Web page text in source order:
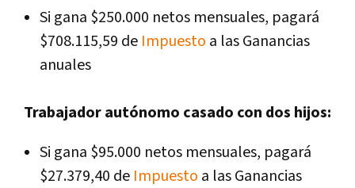
Si gana $250.000 netos mensuales, pagará
$708.115,59 de Impuesto a las Ganancias
anuales
Trabajador autónomo casado con dos hijos:
Si gana $95.000 netos mensuales, pagará
$27.379,40 de Impuesto a las Ganancias